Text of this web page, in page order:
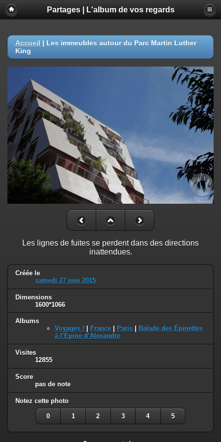
Partages | L'album de vos regards
Accueil | Les immeubles autour du Parc Martin Luther
King
Les lignes de fuites se perdent dans des directions
inattendues.
Créée le
samedi 27 juin 2015
Dimensions
1600*1066
Albums
Voyages !
France Paris
Balade des Épinettes
à l’Épine d’Alexandre
Visites
12855
Score
pas de note
Notez cette photo
0 1 2 3 4 5